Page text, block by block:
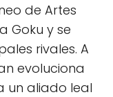
de Artes
Goku y se
rivales. A
evoluciona
un aliado leal